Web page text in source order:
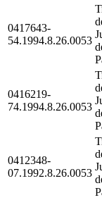
0417643-
54.1994.8.26.0053
0416219-
74.1994.8.26.0053
0412348-
07.1992.8.26.0053